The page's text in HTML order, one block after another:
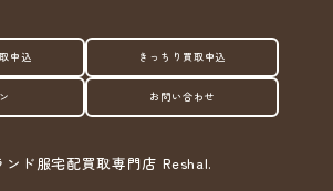
申込 きっちり買取申込
お問い合わせ
ンド服宅配買取専門店 Reshal.